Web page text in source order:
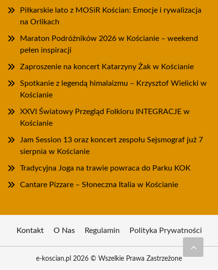
Piłkarskie lato z MOSiR Kościan: Emocje i rywalizacja
na Orlikach
Maraton Podróżników 2026 w Kościanie – weekend
pełen inspiracji
Zaproszenie na koncert Katarzyny Żak w Kościanie
Spotkanie z legendą himalaizmu – Krzysztof Wielicki w
Kościanie
XXVI Światowy Przegląd Folkloru INTEGRACJE w
Kościanie
Jam Session 13 oraz koncert zespołu Sejsmograf już 7
sierpnia w Kościanie
Tradycyjna Joga na trawie powraca do Parku KOK
Cantare Pizzare – Słoneczna Italia w Kościanie
Kontakt O Nas Regulamin Polityka Prywatności
e-koscian.pl 2026 © Wszelkie Prawa Zastrzeżone